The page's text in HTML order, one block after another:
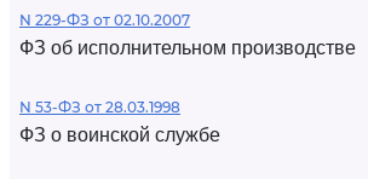
N 229-ФЗ от 02.10.2007
ФЗ об исполнительном производстве
N 53-ФЗ от 28.03.1998
ФЗ о воинской службе